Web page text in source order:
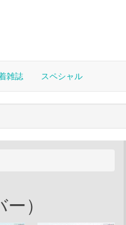
雑誌 スペシャル
）